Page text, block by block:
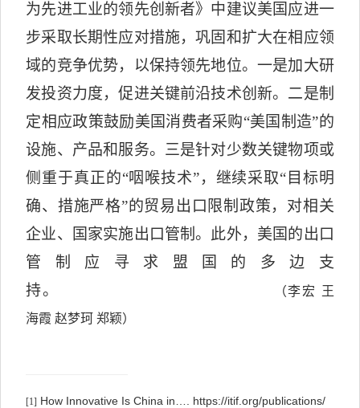
为先进工业的领先创新者》中建议美国应进一
步采取长期性应对措施，巩固和扩大在相应领
域的竞争优势，以保持领先地位。一是加大研
发投资力度，促进关键前沿技术创新。二是制
定相应政策鼓励美国消费者采购“美国制造”的
设施、产品和服务。三是针对少数关键物项或
侧重于真正的“咽喉技术”，继续采取“目标明
确、措施严格”的贸易出口限制政策，对相关
企业、国家实施出口管制。此外，美国的出口
管制应寻求盟国的多边支
持。
（李宏 王
海霞 赵梦珂 郑颖）
[1] How Innovative Is China in…. https://itif.org/publications/